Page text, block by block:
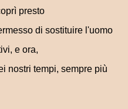
presto
di sostituire l'uomo
e ora,
nostri tempi, sempre più